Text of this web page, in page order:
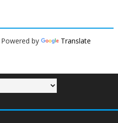
Powered by Translate